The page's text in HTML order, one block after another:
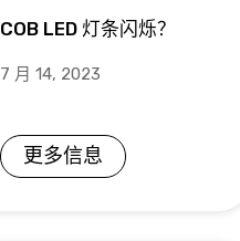
COB LED 灯条闪烁？
7 月 14, 2023
更多信息